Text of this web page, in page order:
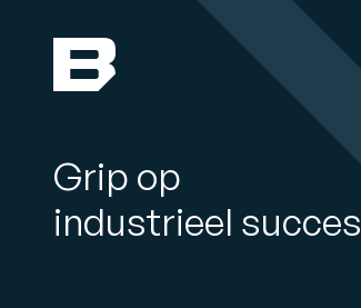
Grip op
industrieel succes